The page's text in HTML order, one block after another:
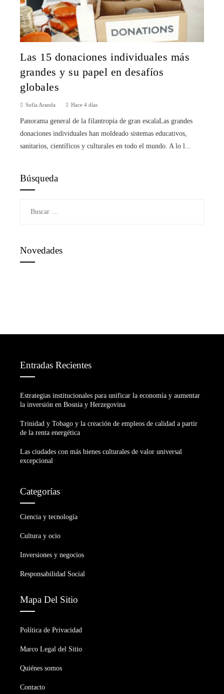
Las 15 donaciones individuales más
grandes y su papel en desafíos
globales
Sofía Aranda Hace 4 días
Panorama general de la filantropía de gran escalaLas grandes
donaciones individuales han moldeado sistemas educativos,
sanitarios, científicos y culturales en todo el mundo. A lo l...
Búsqueda
Novedades
Entradas Recientes
Estrategias institucionales para unificar la economía y aumentar
la inversión en Bosnia y Herzegovina
Trinidad y Tobago y la creación de empleos de calidad a partir
de la renta energética
Las ciudades con más bienes culturales de valor universal
excepcional
Categorías
Ciencia y tecnología
Cultura y ocio
Inversiones y negocios
Responsabilidad Social
Mapa Del Sitio
Política de Privacidad
Marco Legal del Sitio
Quiénes somos
Contacto